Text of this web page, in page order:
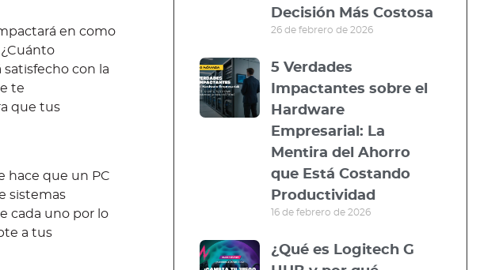
en como
con la
te
que tus
hace que un PC
sistemas
cada uno por lo
a tus
Decisión Más Costosa
26 de febrero de 2026
5 Verdades
Impactantes sobre el
Hardware
Empresarial: La
Mentira del Ahorro
que Está Costando
Productividad
16 de febrero de 2026
¿Qué es Logitech G